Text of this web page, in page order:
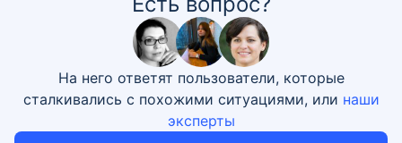
На него ответят пользователи, которые
сталкивались с похожими ситуациями, или наши
эксперты